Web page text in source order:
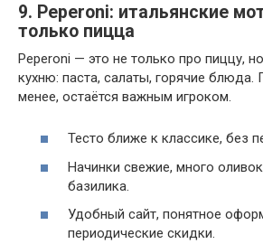
9. Peperoni: итальянские
только пицца
Peperoni — это не только про пиццу,
кухню: паста, салаты, горячие блюда.
менее, остаётся важным игроком.
Тесто ближе к классике, без
Начинки свежие, много
базилика.
Удобный сайт, понятное
периодические скидки.